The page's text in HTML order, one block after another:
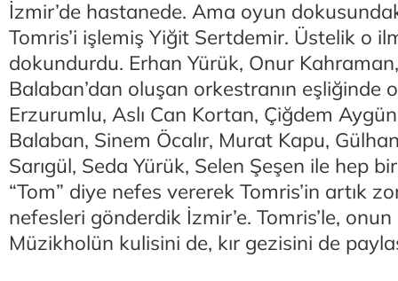
İzmir’de hastanede. Ama oyun
Tomris’i işlemiş Yiğit Sertdemir. Üstelik o
dokundurdu. Erhan Yürük, Onur
Balaban’dan oluşan orkestranın eşliğinde
Erzurumlu, Aslı Can Kortan, Çiğdem
Balaban, Sinem Öcalır, Murat Kapu,
Sarıgül, Seda Yürük, Selen Şeşen ile hep
“Tom” diye nefes vererek Tomris’in artık
nefesleri gönderdik İzmir’e. Tomris’le,
Müzikholün kulisini de, kır gezisini de